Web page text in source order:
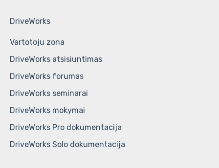
DriveWorks
Vartotoju zona
DriveWorks atsisiuntimas
DriveWorks forumas
DriveWorks seminarai
DriveWorks mokymai
DriveWorks Pro dokumentacija
DriveWorks Solo dokumentacija